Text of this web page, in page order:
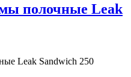
полочные Leak